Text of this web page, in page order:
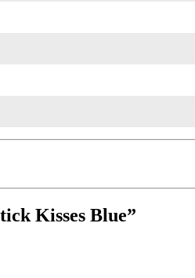
Kisses Blue”